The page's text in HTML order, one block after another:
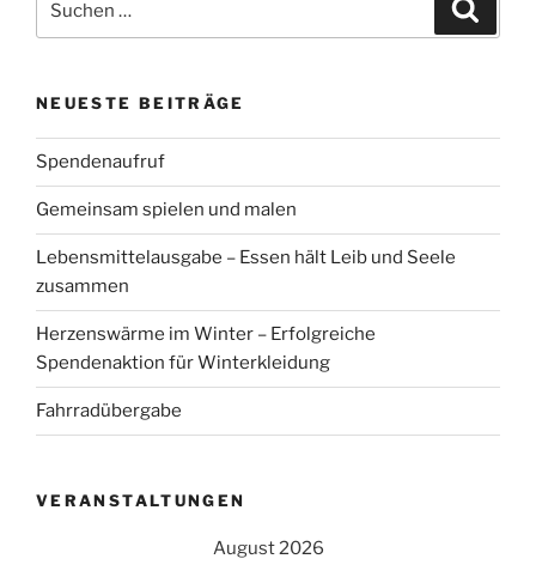
nach:
NEUESTE BEITRÄGE
Spendenaufruf
Gemeinsam spielen und malen
Lebensmittelausgabe – Essen hält Leib und Seele
zusammen
Herzenswärme im Winter – Erfolgreiche
Spendenaktion für Winterkleidung
Fahrradübergabe
VERANSTALTUNGEN
August 2026